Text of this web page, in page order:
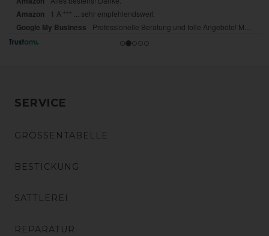
SERVICE
GRÖSSENTABELLE
BESTICKUNG
SATTLEREI
REPARATUR